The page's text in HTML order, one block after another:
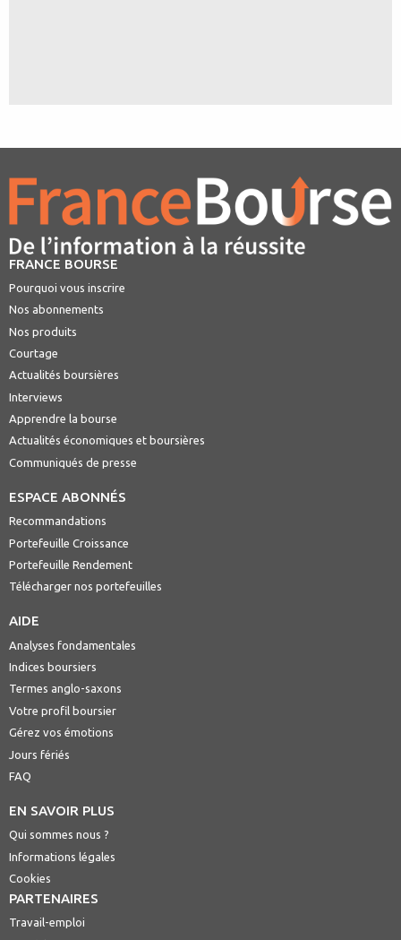
FRANCE BOURSE
Pourquoi vous inscrire
Nos abonnements
Nos produits
Courtage
Actualités boursières
Interviews
Apprendre la bourse
Actualités économiques et boursières
Communiqués de presse
ESPACE ABONNÉS
Recommandations
Portefeuille Croissance
Portefeuille Rendement
Télécharger nos portefeuilles
AIDE
Analyses fondamentales
Indices boursiers
Termes anglo-saxons
Votre profil boursier
Gérez vos émotions
Jours fériés
FAQ
EN SAVOIR PLUS
Qui sommes nous ?
Informations légales
Cookies
PARTENAIRES
Travail-emploi